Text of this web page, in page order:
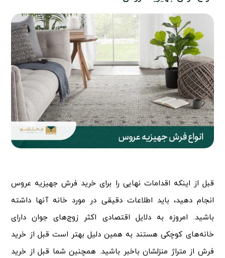
قبل از اینکه اقدامات نهایی را برای خرید فرش جهیزیه عروس
انجام دهید، باید اطلاعات دقیقی در مورد خانه آنها داشته
باشید. امروزه به دلایل اقتصادی اکثر زوج‌های جوان دارای
خانه‌های کوچکی هستند به همین دلیل بهتر است قبل از خرید
فرش از متراژ منزلشان باخبر باشید. همچنین شما قبل از خرید